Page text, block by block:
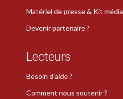
Matériel de presse & Kit média
Devenir partenaire ?
Lecteurs
Besoin d’aide ?
Comment nous soutenir ?